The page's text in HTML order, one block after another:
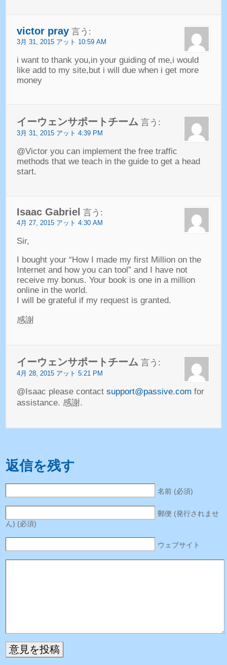
victor pray 言う:
3月 31, 2015 アット 10:59 AM
i want to thank you,in your guiding of me,i would
like add to my site,but i will due when i get more
money
イーウェンサポートチーム 言う:
3月 31, 2015 アット 4:39 PM
@Victor you can implement the free traffic
methods that we teach in the guide to get a head
start.
Isaac Gabriel 言う:
4月 27, 2015 アット 4:30 AM
Sir,
I bought your“How I made my first Million on the
Internet and how you can tool” and I have not
receive my bonus. Your book is one in a million
online in the world.
I will be grateful if my request is granted.
感謝
イーウェンサポートチーム 言う:
4月 28, 2015 アット 5:21 PM
@Isaac please contact support@passive.com for
assistance. 感謝.
返信を残す
名前 (必須)
郵便 (発行されませ
ん) (必須)
ウェブサイト